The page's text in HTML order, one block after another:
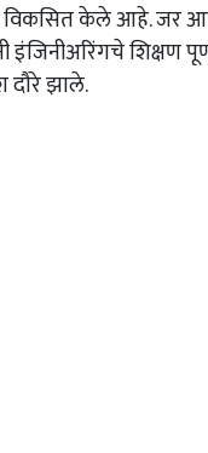
विकसित केले आहे. जर
इंजिनीअरिंगचे
दौरे झाले.